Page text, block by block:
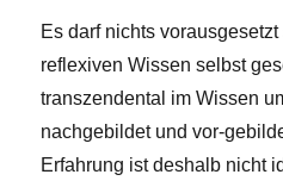
Es darf nichts
reflexiven Wissen selbst
transzendental im Wissen
nachgebildet und vor-
Erfahrung ist deshalb nicht